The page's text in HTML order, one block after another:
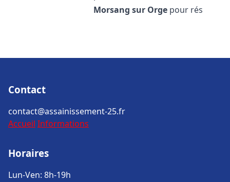
Morsang sur Orge pour rés
Contact
contact@assainissement-25.fr
Accueil Informations
Horaires
Lun-Ven: 8h-19h